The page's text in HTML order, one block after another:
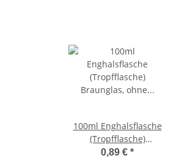
100ml Enghalsflasche
(Tropfflasche)
Braunglas, ohne
0,89 € *